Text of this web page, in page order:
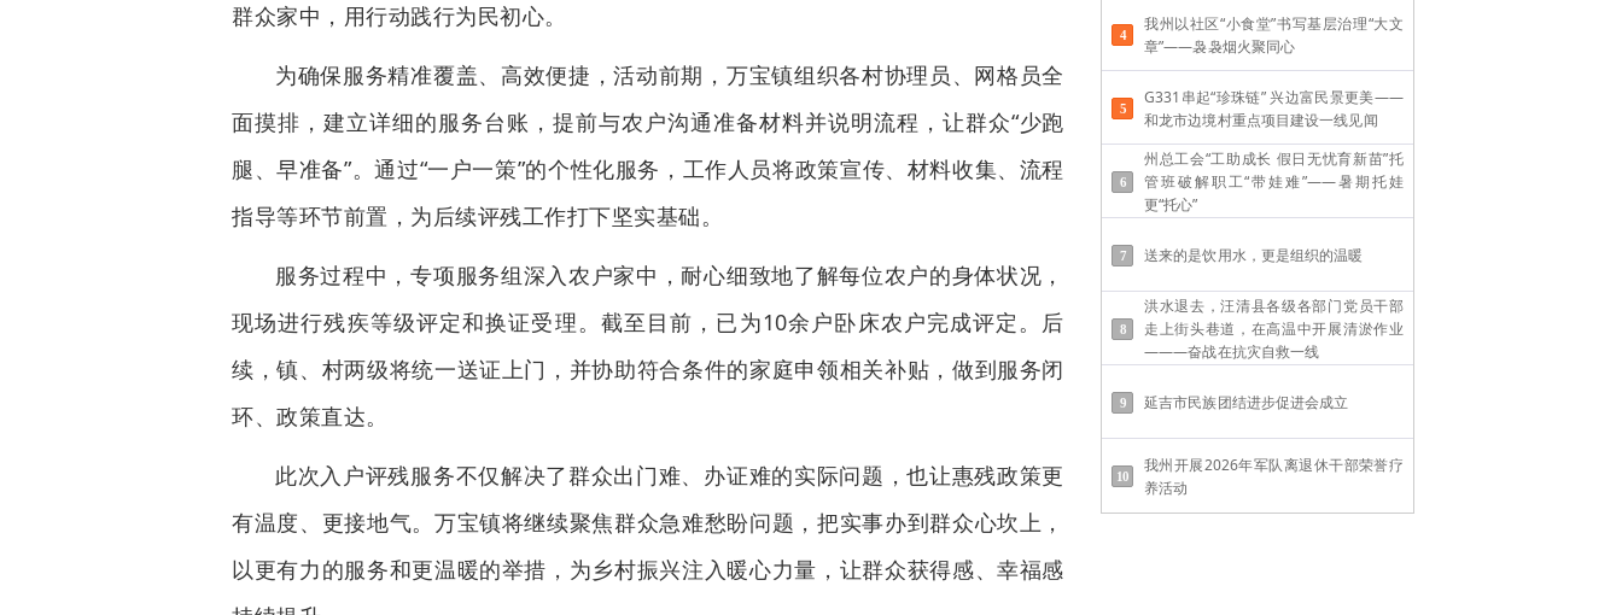
群众家中，用行动践行为民初心。
为确保服务精准覆盖、高效便捷，活动前期，万宝镇组织各村协理员、网格员全
面摸排，建立详细的服务台账，提前与农户沟通准备材料并说明流程，让群众“少跑
腿、早准备”。通过“一户一策”的个性化服务，工作人员将政策宣传、材料收集、流程
指导等环节前置，为后续评残工作打下坚实基础。
服务过程中，专项服务组深入农户家中，耐心细致地了解每位农户的身体状况，
现场进行残疾等级评定和换证受理。截至目前，已为10余户卧床农户完成评定。后
续，镇、村两级将统一送证上门，并协助符合条件的家庭申领相关补贴，做到服务闭
环、政策直达。
此次入户评残服务不仅解决了群众出门难、办证难的实际问题，也让惠残政策更
有温度、更接地气。万宝镇将继续聚焦群众急难愁盼问题，把实事办到群众心坎上，
以更有力的服务和更温暖的举措，为乡村振兴注入暖心力量，让群众获得感、幸福感
我州以社区“小食堂”书写基层治理“大文
章”——袅袅烟火聚同心
G331串起“珍珠链” 兴边富民景更美——
和龙市边境村重点项目建设一线见闻
州总工会“工助成长 假日无忧育新苗”托
管班破解职工“带娃难”——​暑期托娃
更“托心”
送来的是饮用水，更是组织的温暖
洪水退去，汪清县各级各部门党员干部
走上街头巷道，在高温中开展清淤作业
———奋战在抗灾自救一线
延吉市民族团结进步促进会成立
我州开展2026年军队离退休干部荣誉疗
养活动